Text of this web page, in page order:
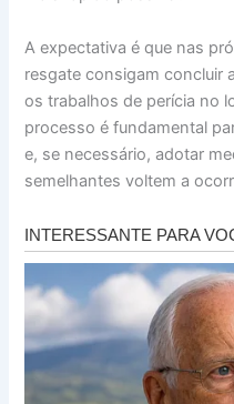
A expectativa é que nas
resgate consigam concluir
os trabalhos de perícia no
processo é fundamental
e, se necessário, adotar
semelhantes voltem a